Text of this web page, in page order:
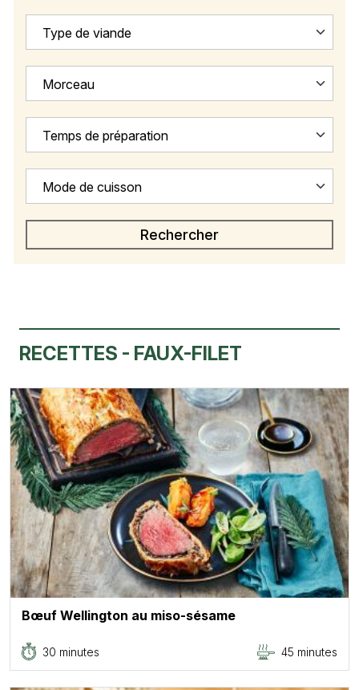
Type de viande
Morceau
Temps de préparation
Mode de cuisson
RECETTES - FAUX-FILET
Bœuf Wellington au miso-sésame
30 minutes 45 minutes